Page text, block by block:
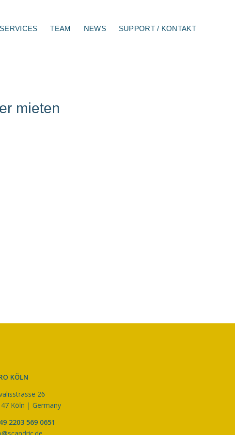
SERVICES TEAM NEWS SUPPORT / KONTAKT
mieten
KÖLN
26
Köln | Germany
2203 569 0651